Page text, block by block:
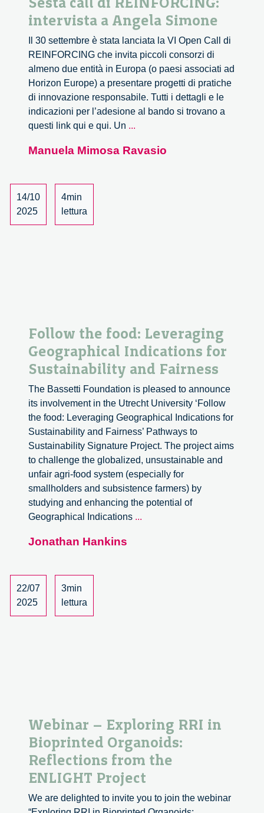
intervista a Angela Simone
Il 30 settembre è stata lanciata la VI Open Call di
REINFORCING che invita piccoli consorzi di
almeno due entità in Europa (o paesi associati ad
Horizon Europe) a presentare progetti di pratiche
di innovazione responsabile. Tutti i dettagli e le
indicazioni per l’adesione al bando si trovano a
questi link qui e qui. Un ...
di
Manuela Mimosa Ravasio
14/10
2025
4min
lettura
Follow the food: Leveraging
Geographical Indications for
Sustainability and Fairness
The Bassetti Foundation is pleased to announce
its involvement in the Utrecht University ‘Follow
the food: Leveraging Geographical Indications for
Sustainability and Fairness’ Pathways to
Sustainability Signature Project. The project aims
to challenge the globalized, unsustainable and
unfair agri-food system (especially for
smallholders and subsistence farmers) by
studying and enhancing the potential of
Geographical Indications ...
Jonathan Hankins
22/07
2025
3min
lettura
Webinar – Exploring RRI in
Bioprinted Organoids:
Reflections from the
ENLIGHT Project
We are delighted to invite you to join the webinar